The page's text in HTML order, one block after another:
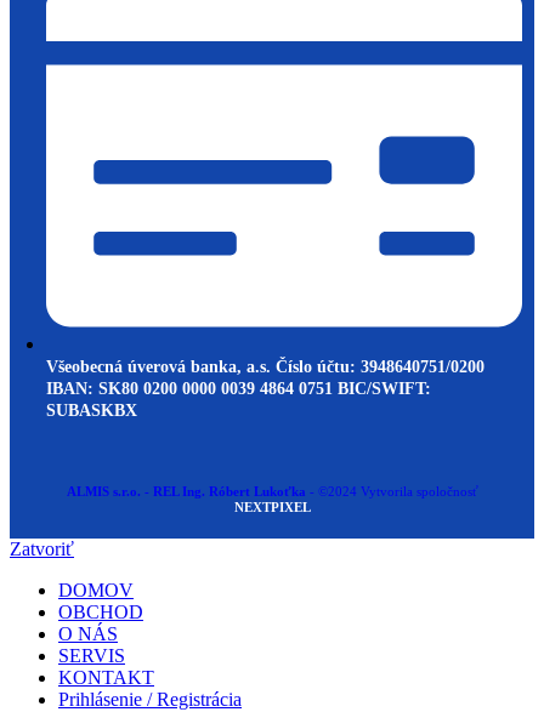
Všeobecná úverová banka, a.s. Číslo účtu: 3948640751/0200
IBAN: SK80 0200 0000 0039 4864 0751 BIC/SWIFT:
SUBASKBX
ALMIS s.r.o. - REL Ing. Róbert Lukoťka - ©2024 Vytvorila spoločnosť
NEXTPIXEL
Zatvoriť
DOMOV
OBCHOD
O NÁS
SERVIS
KONTAKT
Prihlásenie / Registrácia